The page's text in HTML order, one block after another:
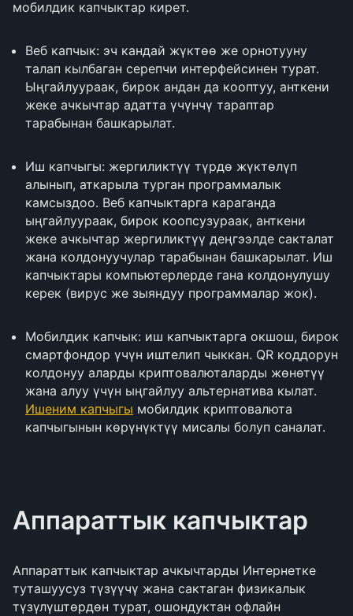
мобилдик капчыктар кирет.
Веб капчык: эч кандай жүктөө же орнотууну
талап кылбаган серепчи интерфейсинен турат.
Ыңгайлуураак, бирок андан да кооптуу, анткени
жеке ачкычтар адатта үчүнчү тараптар
тарабынан башкарылат.
Иш капчыгы: жергиликтүү түрдө жүктөлүп
алынып, аткарыла турган программалык
камсыздоо. Веб капчыктарга караганда
ыңгайлуураак, бирок коопсузураак, анткени
жеке ачкычтар жергиликтүү деңгээлде сакталат
жана колдонуучулар тарабынан башкарылат. Иш
капчыктары компьютерлерде гана колдонулушу
керек (вирус же зыяндуу программалар жок).
Мобилдик капчык: иш капчыктарга окшош, бирок
смартфондор үчүн иштелип чыккан. QR коддорун
колдонуу аларды криптовалюталарды жөнөтүү
жана алуу үчүн ыңгайлуу альтернатива кылат.
Ишеним капчыгы мобилдик криптовалюта
капчыгынын көрүнүктүү мисалы болуп саналат.
Аппараттык капчыктар
Аппараттык капчыктар ачкычтарды Интернетке
туташуусуз түзүүчү жана сактаган физикалык
түзүлүштөрдөн турат, ошондуктан офлайн